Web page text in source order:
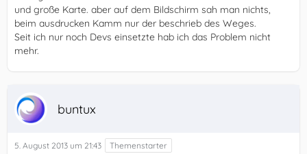
und große Karte. aber auf dem Bildschirm sah man nichts,
beim ausdrucken Kamm nur der beschrieb des Weges.
Seit ich nur noch Devs einsetzte hab ich das Problem nicht
mehr.
buntux
5. August 2013 um 21:43